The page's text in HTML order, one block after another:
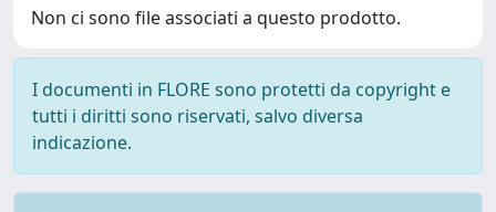
Non ci sono file associati a questo prodotto.
I documenti in FLORE sono protetti da copyright e
tutti i diritti sono riservati, salvo diversa
indicazione.